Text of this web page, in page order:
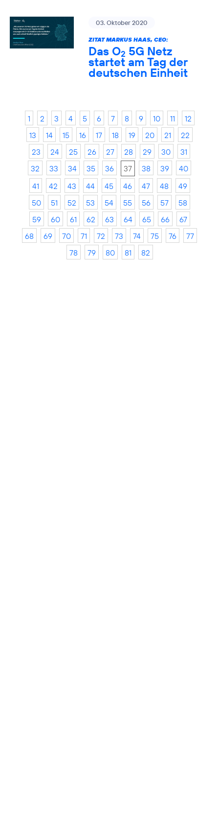
03. Oktober 2020
ZITAT MARKUS HAAS, CEO:
Das O2 5G Netz
startet am Tag der
deutschen Einheit
1 2 3 4 5 6 7 8 9 10 11
12
13
14 15 16 17 18 19 20 21
22
23
24 25 26 27 28 29 30
31
32
33 34 35 36 37 38 39
40
41
42 43 44 45 46 47 48
49
50
51 52 53 54 55 56 57
58
59
60 61 62 63 64 65 66
67
68
69 70 71 72 73 74 75 76
77
78
79 80 81 82